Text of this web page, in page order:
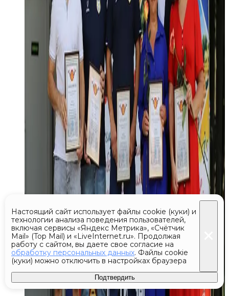
Настоящий сайт использует файлы cookie (куки) и
технологии анализа поведения пользователей,
включая сервисы «Яндекс Метрика», «Счётчик
Mail» (Top Mail) и «LiveInternet.ru». Продолжая
работу с сайтом, вы даете свое согласие на
обработку персональных данных. Файлы cookie
(куки) можно отключить в настройках браузера
Подтвердить